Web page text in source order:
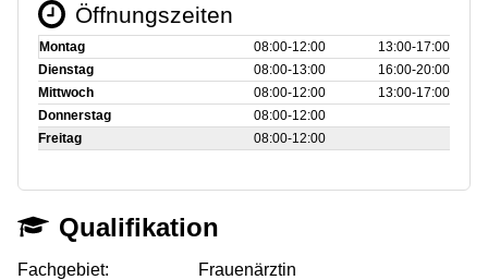
Öffnungszeiten
Montag 08:00‑12:00
13:00‑17:00
Dienstag
08:00‑13:00
16:00‑20:00
Mittwoch
08:00‑12:00
13:00‑17:00
Donnerstag
08:00‑12:00
Freitag
08:00‑12:00
Qualifikation
Fachgebiet:
Frauenärztin